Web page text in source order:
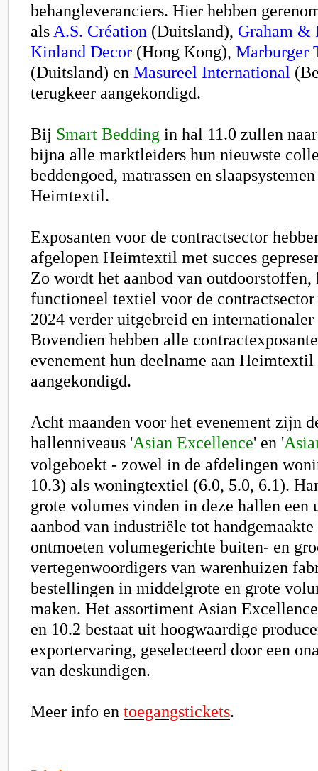
behangleveranciers. Hier hebben
als A.S. Création (Duitsland), Graham &
Kinland Decor (Hong Kong), Marburger
(Duitsland) en Masureel International
terugkeer aangekondigd.
Bij Smart Bedding in hal 11.0 zullen
bijna alle marktleiders hun nieuwste
beddengoed, matrassen en
Heimtextil.
Exposanten voor de contractsector
afgelopen Heimtextil met succes
Zo wordt het aanbod van outdoorstoffen,
functioneel textiel voor de
2024 verder uitgebreid en internationaler
Bovendien hebben alle
evenement hun deelname aan
aangekondigd.
Acht maanden voor het evenement zijn
hallenniveaus 'Asian Excellence' en '
volgeboekt - zowel in de afdelingen
10.3) als woningtextiel (6.0, 5.0, 6.1).
grote volumes vinden in deze hallen een
aanbod van industriële tot
ontmoeten volumegerichte buiten- en
vertegenwoordigers van warenhuizen
bestellingen in middelgrote en grote
maken. Het assortiment Asian
en 10.2 bestaat uit hoogwaardige
exportervaring, geselecteerd door een
van deskundigen.
Meer info en toegangstickets.